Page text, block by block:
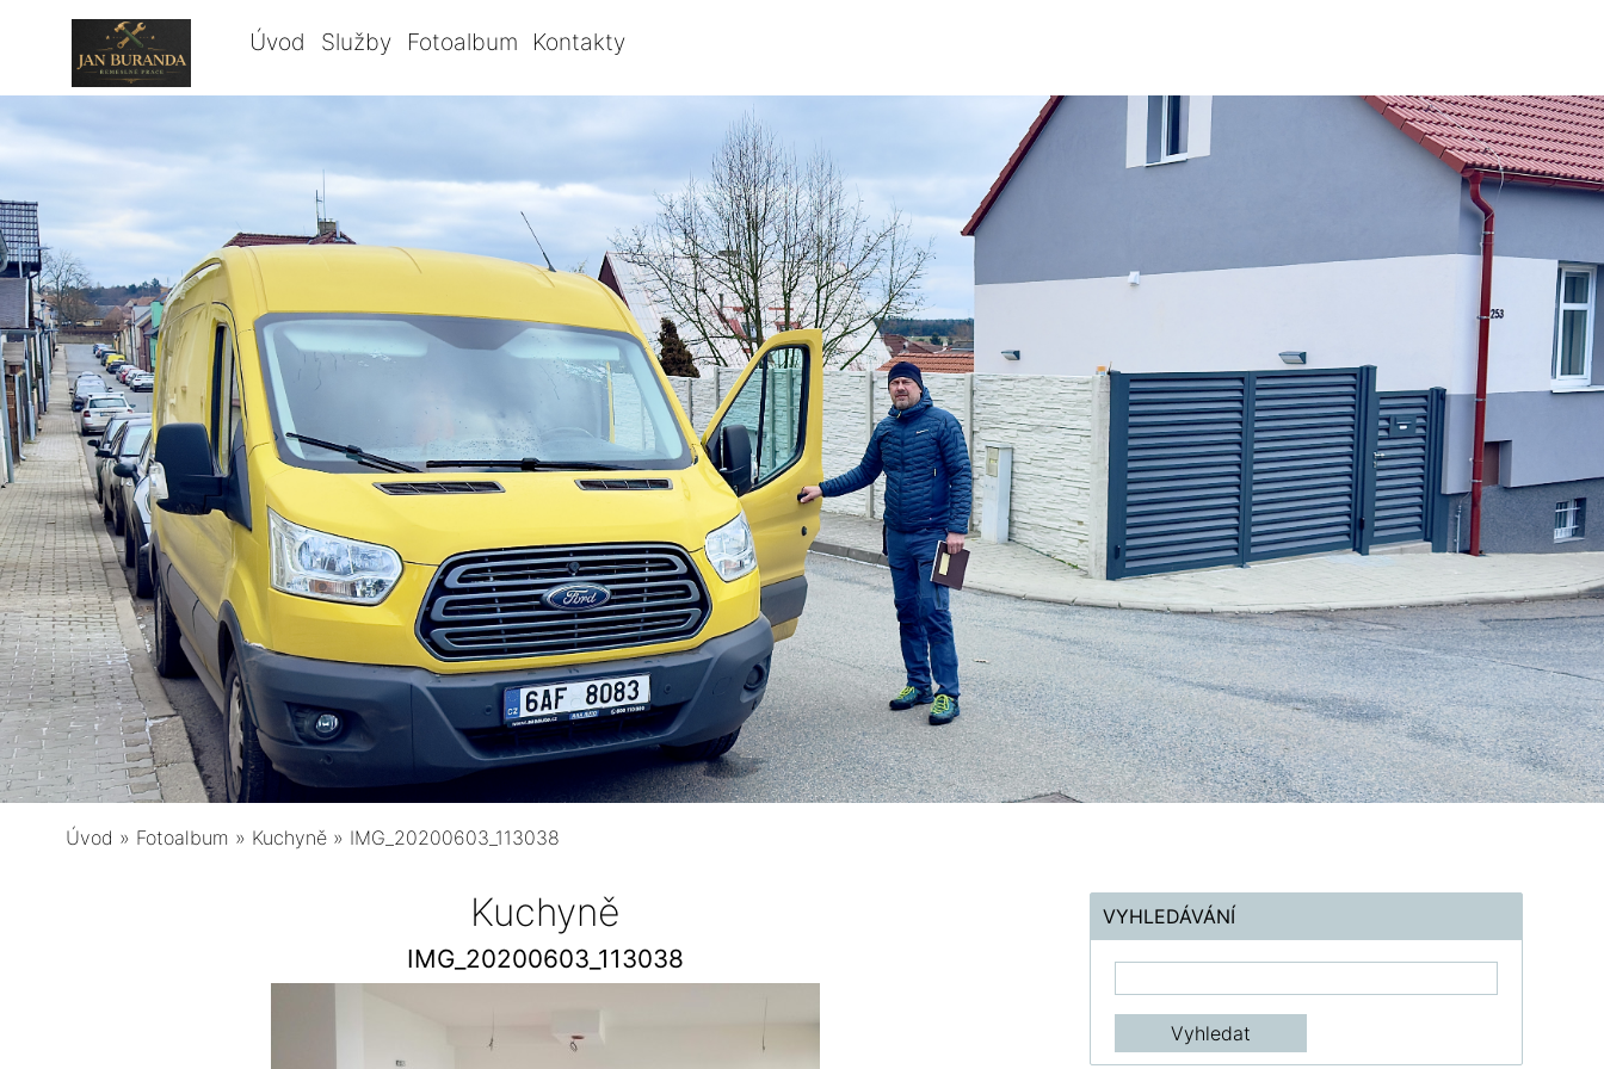
Úvod Služby Fotoalbum Kontakty
Úvod » Fotoalbum » Kuchyně » IMG_20200603_113038
Kuchyně
IMG_20200603_113038
VYHLEDÁVÁNÍ